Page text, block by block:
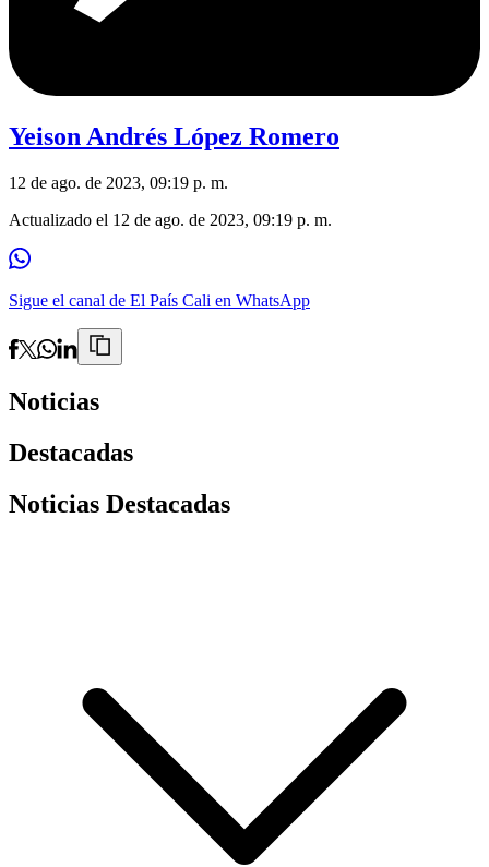
Yeison Andrés López Romero
12 de ago. de 2023, 09:19 p. m.
Actualizado el 12 de ago. de 2023, 09:19 p. m.
Sigue el canal de El País Cali en WhatsApp
Noticias
Destacadas
Noticias Destacadas